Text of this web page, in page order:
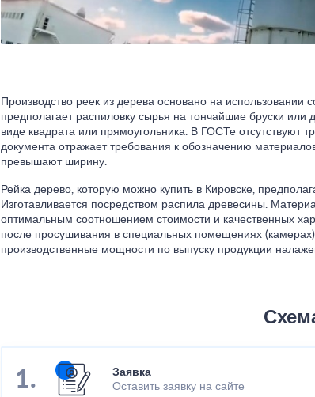
Производство реек из дерева основано на использовании
предполагает распиловку сырья на тончайшие бруски
виде квадрата или прямоугольника. В ГОСТе отсутствуют
документа отражает требования к обозначению
превышают ширину.
Рейка дерево, которую можно купить в Кировске,
Изготавливается посредством распила древесины.
оптимальным соотношением стоимости и качественных
после просушивания в специальных помещениях
производственные мощности по выпуску продукции
Заявка
Оставить заявку на сайте